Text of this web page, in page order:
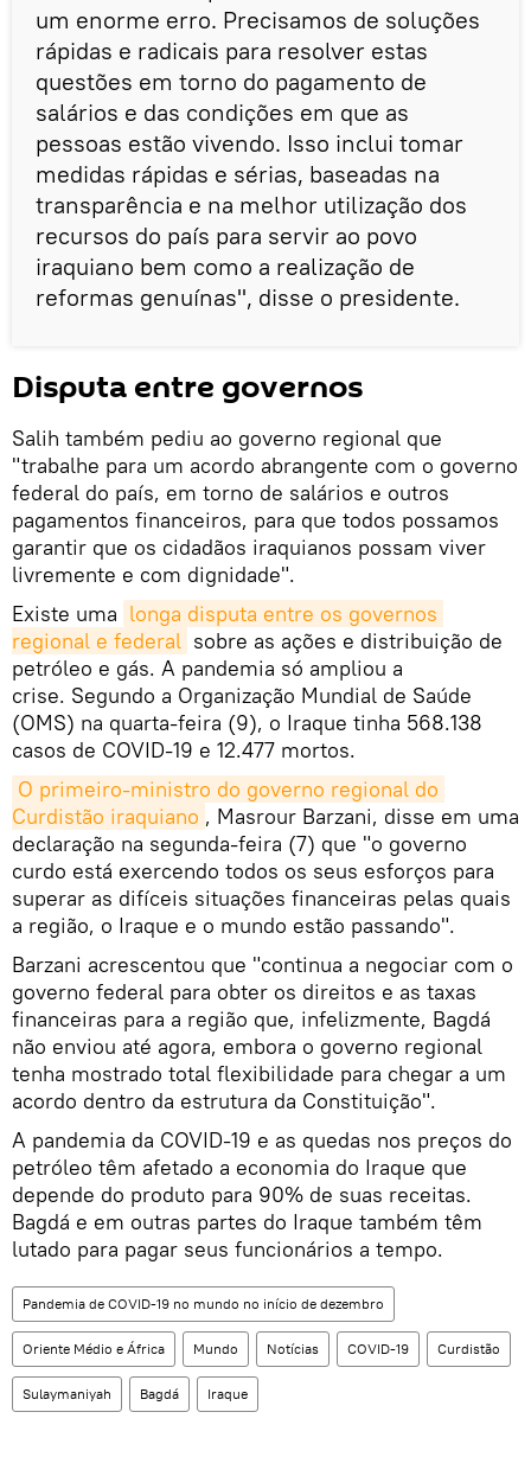
um enorme erro. Precisamos de soluções
rápidas e radicais para resolver estas
questões em torno do pagamento de
salários e das condições em que as
pessoas estão vivendo. Isso inclui tomar
medidas rápidas e sérias, baseadas na
transparência e na melhor utilização dos
recursos do país para servir ao povo
iraquiano bem como a realização de
reformas genuínas", disse o presidente.
Disputa entre governos
Salih também pediu ao governo regional que
"trabalhe para um acordo abrangente com o governo
federal do país, em torno de salários e outros
pagamentos financeiros, para que todos possamos
garantir que os cidadãos iraquianos possam viver
livremente e com dignidade".
Existe uma longa disputa entre os governos
regional e federal sobre as ações e distribuição de
petróleo e gás. A pandemia só ampliou a
crise. Segundo a Organização Mundial de Saúde
(OMS) na quarta-feira (9), o Iraque tinha 568.138
casos de COVID-19 e 12.477 mortos.
O primeiro-ministro do governo regional do
Curdistão iraquiano , Masrour Barzani, disse em uma
declaração na segunda-feira (7) que "o governo
curdo está exercendo todos os seus esforços para
superar as difíceis situações financeiras pelas quais
a região, o Iraque e o mundo estão passando".
Barzani acrescentou que "continua a negociar com o
governo federal para obter os direitos e as taxas
financeiras para a região que, infelizmente, Bagdá
não enviou até agora, embora o governo regional
tenha mostrado total flexibilidade para chegar a um
acordo dentro da estrutura da Constituição".
A pandemia da COVID-19 e as quedas nos preços do
petróleo têm afetado a economia do Iraque que
depende do produto para 90% de suas receitas.
Bagdá e em outras partes do Iraque também têm
lutado para pagar seus funcionários a tempo.
Pandemia de COVID-19 no mundo no início de dezembro
Oriente Médio e África Mundo Notícias COVID-19 Curdistão
Sulaymaniyah Bagdá Iraque